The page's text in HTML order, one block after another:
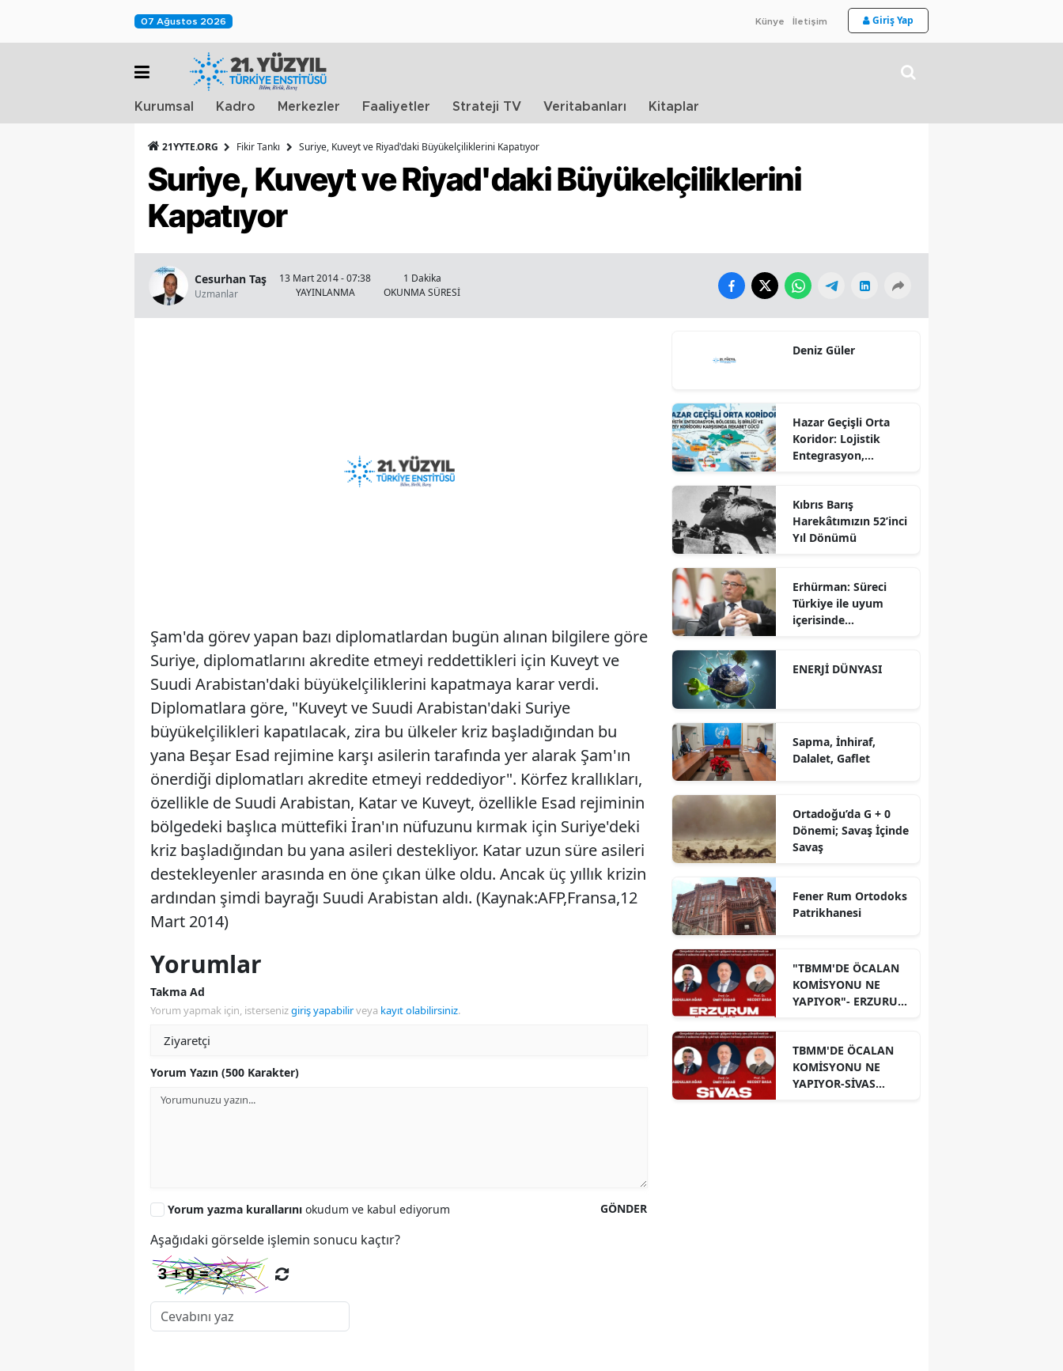
07 Ağustos 2026 Künye İletişim Giriş Yap
Kurumsal Kadro Merkezler Faaliyetler Strateji TV Veritabanları Kitaplar
21YYTE.ORG Fikir Tankı Suriye, Kuveyt ve Riyad'daki Büyükelçiliklerini Kapatıyor
Suriye, Kuveyt ve Riyad'daki Büyükelçiliklerini
Kapatıyor
Cesurhan Taş
Uzmanlar
13 Mart 2014 - 07:38
YAYINLANMA
1 Dakika
OKUNMA SÜRESİ
Şam'da görev yapan bazı diplomatlardan bugün alınan bilgilere göre
Suriye, diplomatlarını akredite etmeyi reddettikleri için Kuveyt ve
Suudi Arabistan'daki büyükelçiliklerini kapatmaya karar verdi.
Diplomatlara göre, "Kuveyt ve Suudi Arabistan'daki Suriye
büyükelçilikleri kapatılacak, zira bu ülkeler kriz başladığından bu
yana Beşar Esad rejimine karşı asilerin tarafında yer alarak Şam'ın
önerdiği diplomatları akredite etmeyi reddediyor". Körfez krallıkları,
özellikle de Suudi Arabistan, Katar ve Kuveyt, özellikle Esad rejiminin
bölgedeki başlıca müttefiki İran'ın nüfuzunu kırmak için Suriye'deki
kriz başladığından bu yana asileri destekliyor. Katar uzun süre asileri
destekleyenler arasında en öne çıkan ülke oldu. Ancak üç yıllık krizin
ardından şimdi bayrağı Suudi Arabistan aldı. (Kaynak:AFP,Fransa,12
Mart 2014)
Yorumlar
Takma Ad
Yorum yapmak için, istersenizgiriş yapabilirveya kayıt olabilirsiniz.
Yorum Yazın (500 Karakter)
GÖNDER
Yorum yazma kurallarını okudum ve kabul ediyorum
Aşağıdaki görselde işlemin sonucu kaçtır?
Deniz Güler
Hazar Geçişli Orta
Koridor: Lojistik
Entegrasyon,
Karşısında Rekabet
Gücü
Kıbrıs Barış
Harekâtımızın 52’inci
Yıl Dönümü
Erhürman: Süreci
Türkiye ile uyum
içerisinde
ENERJİ DÜNYASI
Sapma, İnhiraf,
Dalalet, Gaflet
Ortadoğu’da G + 0
Dönemi; Savaş İçinde
Savaş
Fener Rum Ortodoks
Patrikhanesi
"TBMM'DE ÖCALAN
KOMİSYONU NE
YAPIYOR"- ERZURUM
TBMM'DE ÖCALAN
KOMİSYONU NE
YAPIYOR-SİVAS